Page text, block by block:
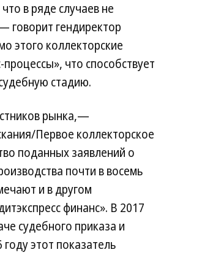
в ряде случаев не
говорит гендиректор
этого коллекторские
что способствует
стадию.
рынка,—
Первое коллекторское
поданных заявлений о
почти в восемь
и в другом
финанс». В 2017
судебного приказа и
этот показатель